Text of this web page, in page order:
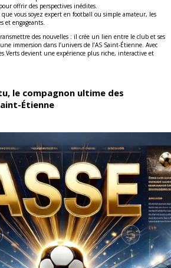
offrir des perspectives inédites.
que vous soyez expert en football ou simple amateur, les
et engageants.
des nouvelles : il crée un lien entre le club et ses
immersion dans l’univers de l’AS Saint-Étienne. Avec
Verts devient une expérience plus riche, interactive et
le compagnon ultime des
Étienne